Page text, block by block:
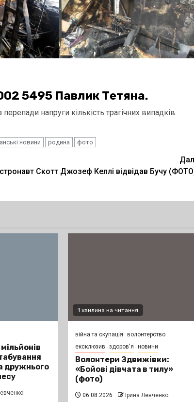
5495 Павлик Тетяна.
напруги кількість трагічних випадків
новини родина фото
Скотт Джозеф Келлі відвідав Бучу
дружнього
1 хвилина на читання
війна та окупація
волонтерство
ексклюзив
здоров'я новини
Волонтери Здвижівки:
«Бойові дівчата в тилу»
(фото)
06.08.2026 Ірина Левченко